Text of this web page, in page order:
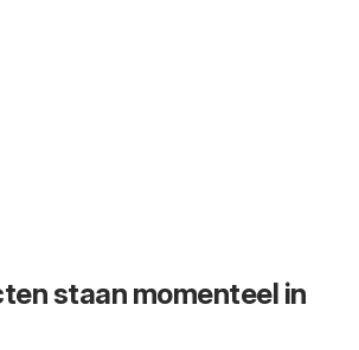
staan momenteel in